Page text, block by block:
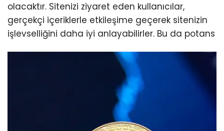
olacaktır. Sitenizi ziyaret eden kullanıcılar,
gerçekçi içeriklerle etkileşime geçerek sitenizin
işlevselliğini daha iyi anlayabilirler. Bu da potans